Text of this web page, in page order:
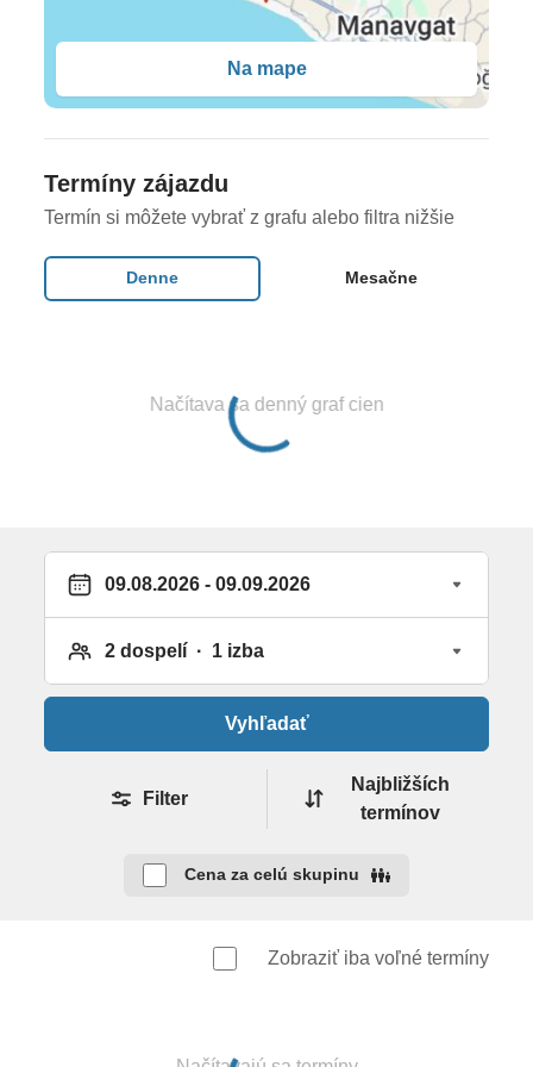
obsadenosť 2+2, 2+3 alebo 4+0) •Deluxe izba(34
m2, manželská posteľ, možnosť až dvoch prísteliek -
jednolôžková posteľ, rozkladacie lôžko, priamy
výhľad na more, pri príchode košík s ovocím a fľaša
vína, VIP kozmetika, večerný servis, max.
obsadenosť 2+2, 3+1)
Stravovanie
Ultra All Inclusive
h), neskoré raňajky (10:00-10:30 h), obedy v hlavnej
reštaurácii (12:30-14:00 h), obedy na pláži (12:00-
h) • skoré raňajky (02:00-06:00 h) • miestne
alkoholické, nealkoholické a niektoré importované
Vybavenie a služby hotela
283 izieb • vstupná hala s recepciou • Wi-Fi v
spoločných priestoroch zdarma (vysokorýchlostné za
poplatok) • hlavná reštaurácia • 1 a la carte
reštaurácia (raz za pobyt zdarma) • niekoľko barov •
bazén • detský bazén • bazén so šmýkačkami •
Za poplatok: kaderník, vitamin bar, doktor, procedúry
REŠTAURÁCIE
Na mape
Termíny zájazdu
Termín si môžete vybrať z grafu alebo filtra nižšie
Denne Mesačne
Načítava sa denný graf cien
Vyhľadať
Filter
Najbližších
termínov
Cena za celú skupinu
Zobraziť iba voľné termíny